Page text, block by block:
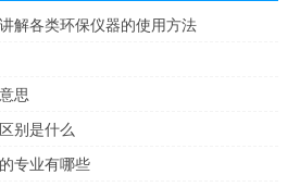
解各类环保仪器的使用方法
思
别是什么
专业有哪些